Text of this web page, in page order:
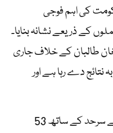
کی اہم فوجی
کے ذریعے نشانہ بنایا۔
طالبان کے خلاف جاری
دے رہا ہے اور
انہوں نے کہا کہ پاکستان نے سرحد کے ساتھ 53